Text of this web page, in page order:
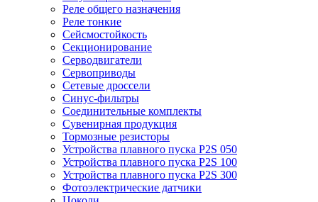
Реле общего назначения
Реле тонкие
Сейсмостойкость
Секционирование
Серводвигатели
Сервоприводы
Сетевые дроссели
Синус-фильтры
Соединительные комплекты
Сувенирная продукция
Тормозные резисторы
Устройства плавного пуска P2S 050
Устройства плавного пуска P2S 100
Устройства плавного пуска P2S 300
Фотоэлектрические датчики